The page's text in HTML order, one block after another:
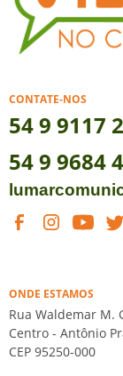
CONTATE-NOS
549 9117
54 9 9684
ONDE ESTAMOS
Rua Waldemar M.
Centro - Antônio
CEP 95250-000